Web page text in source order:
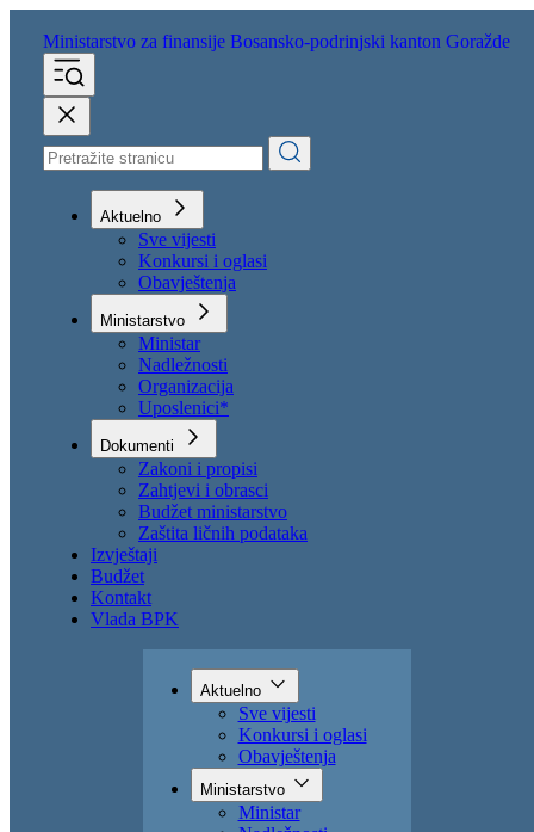
Ministarstvo za finansije
Aktuelno
Sve vijesti
Konkursi i oglasi
Obavještenja
Ministarstvo
Ministar
Nadležnosti
Organizacija
Uposlenici*
Dokumenti
Zakoni i propisi
Zahtjevi i obrasci
Budžet ministarstvo
Zaštita ličnih podataka
Izvještaji
Vlada BPK
Aktuelno
Sve vijesti
Konkursi i oglasi
Obavještenja